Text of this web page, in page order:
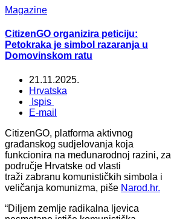
Magazine
CitizenGO organizira peticiju:
Petokraka je simbol razaranja u
Domovinskom ratu
21.11.2025.
Hrvatska
Ispis
E-mail
CitizenGO, platforma aktivnog
građanskog sudjelovanja koja
funkcionira na međunarodnoj razini, za
područje Hrvatske od vlasti
traži zabranu komunističkih simbola i
veličanja komunizma, piše Narod.hr.
“Diljem zemlje radikalna ljevica